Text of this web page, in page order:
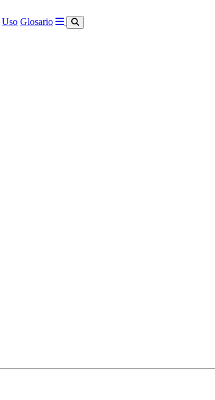
Uso Glosario